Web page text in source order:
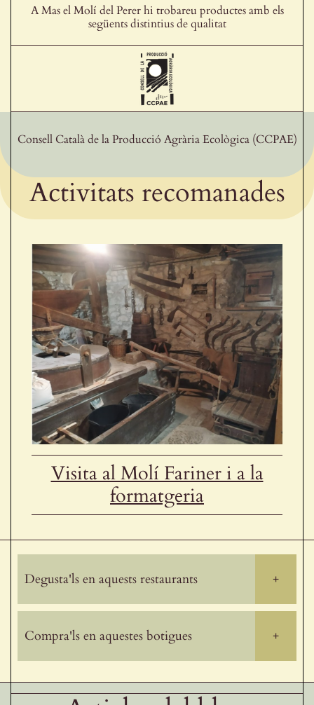
A Mas el Molí del Perer hi trobareu productes amb els
següents distintius de qualitat
Consell Català de la Producció Agrària Ecològica (CCPAE)
Activitats recomanades
Visita al Molí Fariner i a la
formatgeria
Degusta'ls en aquests restaurants +
Compra'ls en aquestes botigues +